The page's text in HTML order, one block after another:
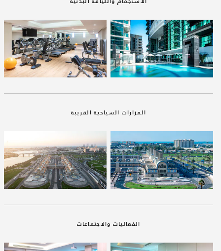
المزارات السياحية القريبة
الفعاليات والاجتماعات